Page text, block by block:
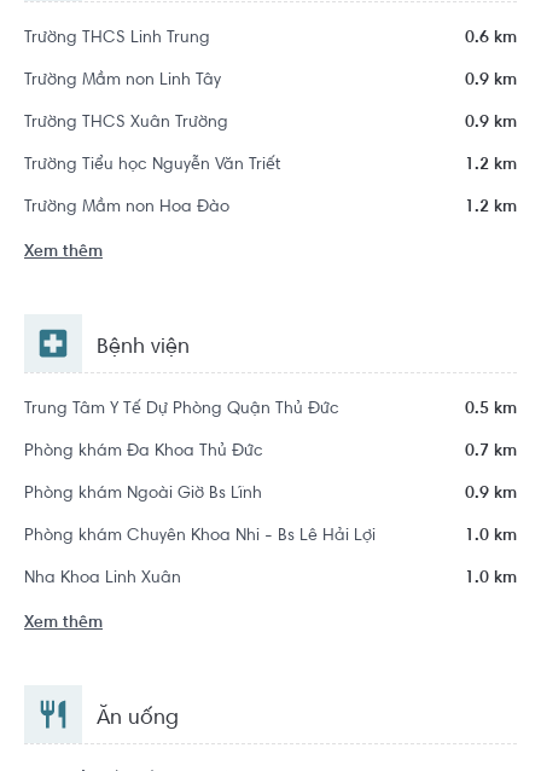
Trường THCS Linh Trung 0.6 km
Trường Mầm non Linh Tây 0.9 km
Trường THCS Xuân Trường 0.9 km
Trường Tiểu học Nguyễn Văn Triết 1.2 km
Trường Mầm non Hoa Đào 1.2 km
Xem thêm
Bệnh viện
Trung Tâm Y Tế Dự Phòng Quận Thủ Đức 0.5 km
Phòng khám Đa Khoa Thủ Đức 0.7 km
Phòng khám Ngoài Giờ Bs Lĩnh 0.9 km
Phòng khám Chuyên Khoa Nhi - Bs Lê Hải Lợi 1.0 km
Nha Khoa Linh Xuân 1.0 km
Xem thêm
Ăn uống